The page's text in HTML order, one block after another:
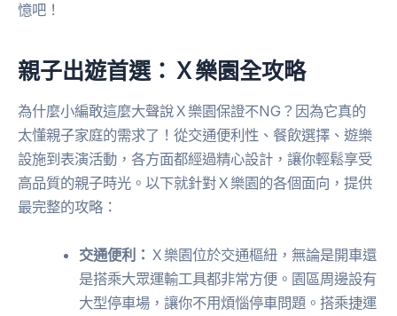
憶吧！
親子出遊首選：Ｘ樂園全攻略
為什麼小編敢這麼大聲說Ｘ樂園保證不NG？因為它真的
太懂親子家庭的需求了！從交通便利性、餐飲選擇、遊樂
設施到表演活動，各方面都經過精心設計，讓你輕鬆享受
高品質的親子時光。以下就針對Ｘ樂園的各個面向，提供
最完整的攻略：
交通便利： Ｘ樂園位於交通樞紐，無論是開車還
是搭乘大眾運輸工具都非常方便。園區周邊設有
大型停車場，讓你不用煩惱停車問題。搭乘捷運